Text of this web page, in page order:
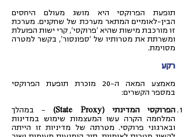
תופעת הפרוקסי היא מושג מעולם היחסים
הבין-לאומיים המתאר מערכת של שחקנים. מערכת
זו מורכבת מישות שהיא 'פרוקסי', קרי ישות הפועלת
ומשרתת את מטרותיו של 'ספונסור', בקשר למטרה
מסוימת.
רקע
מאמצע המאה ה-20 מוכרת תופעת הפרוקסי
במספר הקשרים:
הפרוקסי המדינתי (State Proxy)
– במהלך
המלחמה הקרה עשו המעצמות שימוש במדינות
ובארגוני פרוקסי. מטרתה של מדיניות זו הייתה